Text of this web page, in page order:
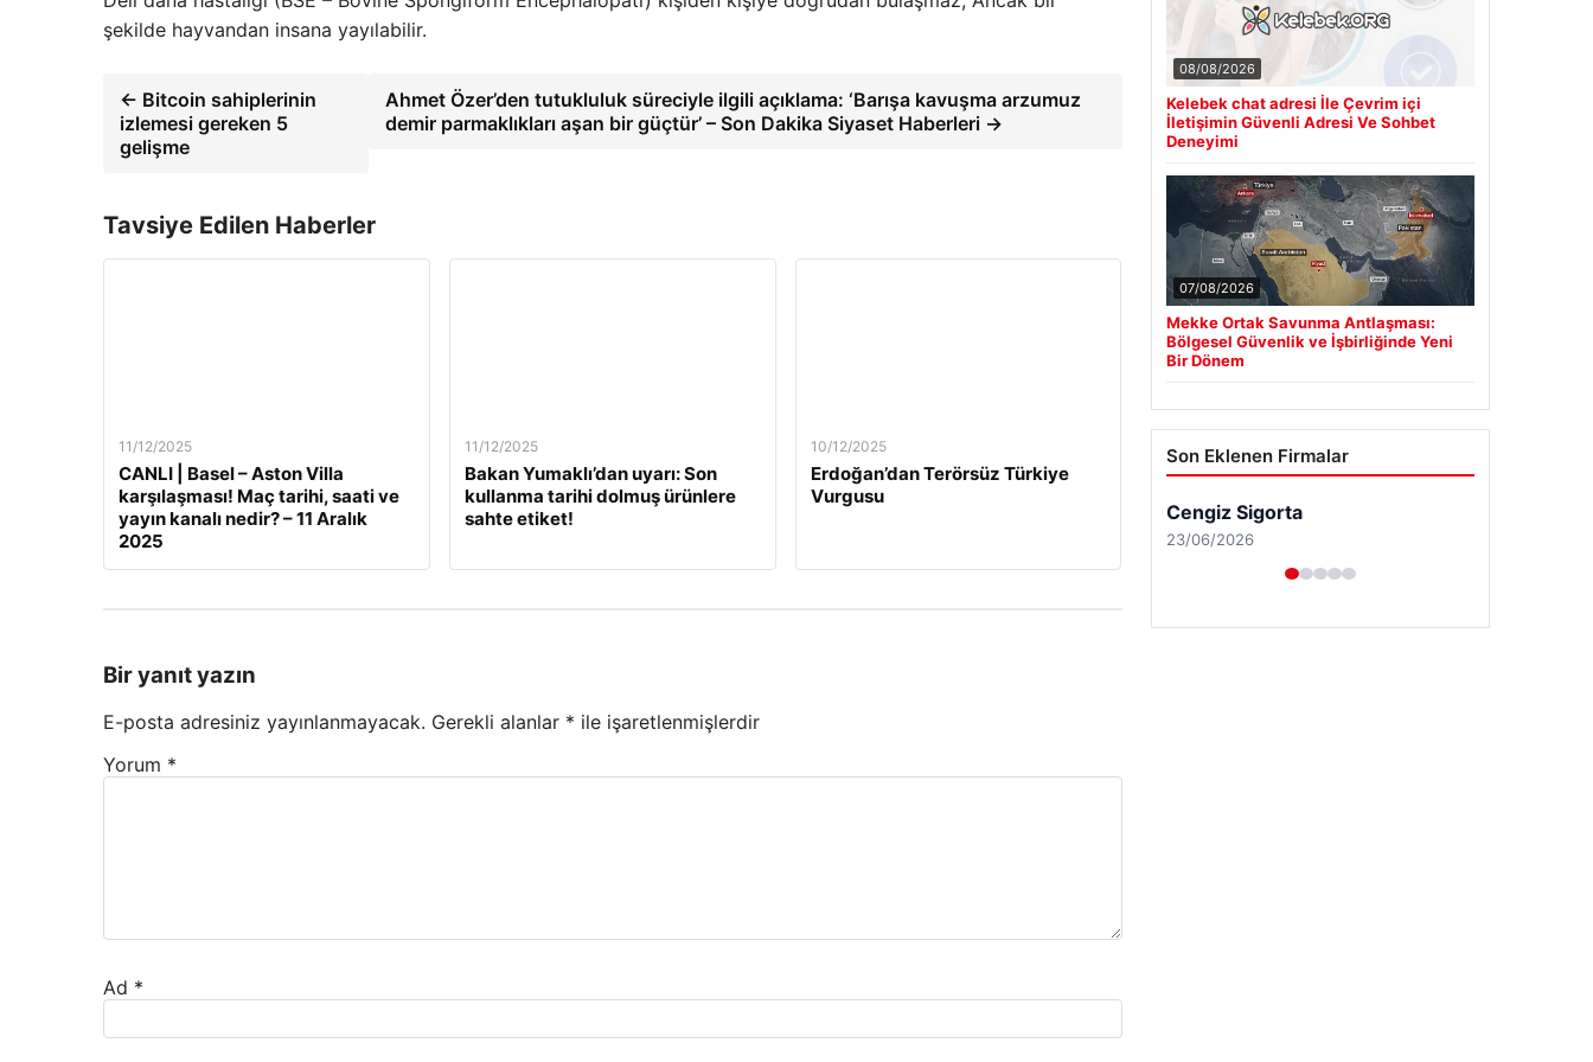
şekilde hayvandan insana yayılabilir.
← Bitcoin sahiplerinin
izlemesi gereken 5
gelişme
Ahmet Özer’den tutukluluk süreciyle ilgili açıklama: ‘Barışa kavuşma arzumuz
demir parmaklıkları aşan bir güçtür’ – Son Dakika Siyaset Haberleri →
Tavsiye Edilen Haberler
11/12/2025
CANLI | Basel – Aston Villa
karşılaşması! Maç tarihi, saati ve
yayın kanalı nedir? – 11 Aralık
2025
11/12/2025
Bakan Yumaklı’dan uyarı: Son
kullanma tarihi dolmuş ürünlere
sahte etiket!
10/12/2025
Erdoğan’dan Terörsüz Türkiye
Vurgusu
Bir yanıt yazın
E-posta adresiniz yayınlanmayacak. Gerekli alanlar * ile işaretlenmişlerdir
Yorum *
Ad *
08/08/2026
Kelebek chat adresi İle Çevrim içi
İletişimin Güvenli Adresi Ve Sohbet
Deneyimi
07/08/2026
Mekke Ortak Savunma Antlaşması:
Bölgesel Güvenlik ve İşbirliğinde Yeni
Bir Dönem
Son Eklenen Firmalar
Cengiz Sigorta
23/06/2026